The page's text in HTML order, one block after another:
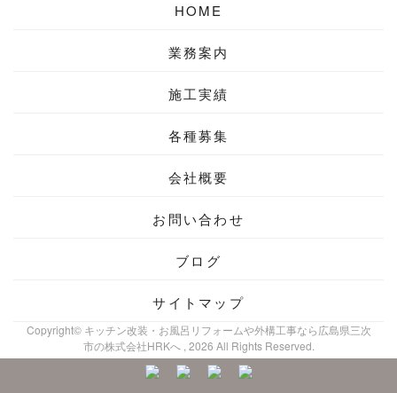
HOME
業務案内
施工実績
各種募集
会社概要
お問い合わせ
ブログ
サイトマップ
Copyright© キッチン改装・お風呂リフォームや外構工事なら広島県三次
市の株式会社HRKへ , 2026 All Rights Reserved.